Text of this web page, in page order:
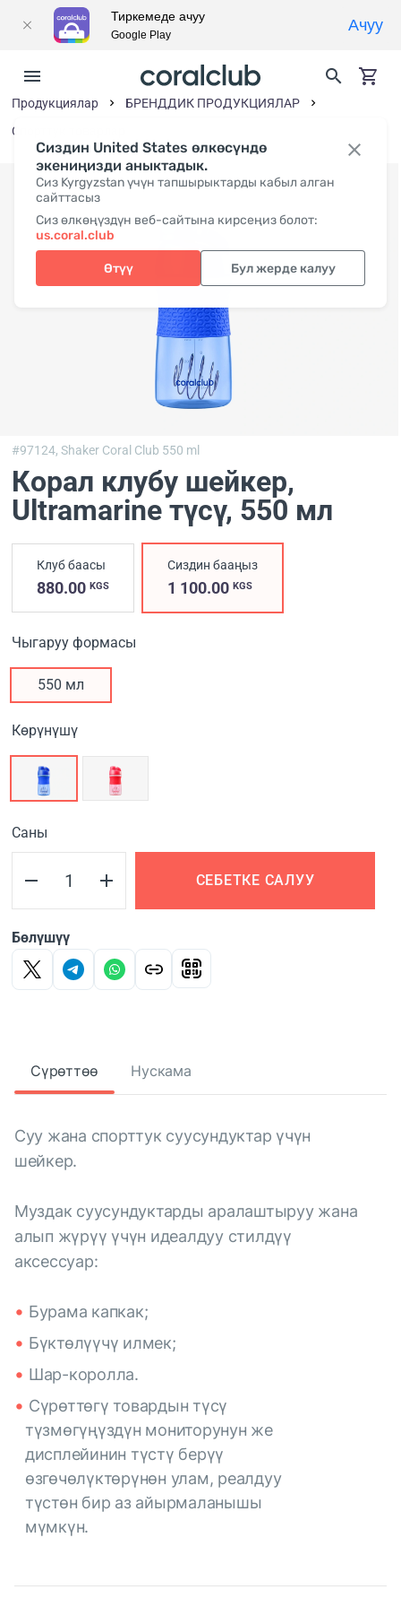
Сиздин United States өлкөсүндө
экениңизди аныктадык.
Сиз Kyrgyzstan үчүн тапшырыктарды кабыл алган
сайттасыз
Сиз өлкөңүздүн веб-сайтына кирсеңиз болот:
us.coral.club
Өтүү Бул жерде калуу
Продукциялар
БРЕНДДИК ПРОДУКЦИЯЛАР
Спорттук товарлар
#97124,Shaker Coral Club 550 ml
Корал клубу шейкер,
Ultramarine түсү, 550 мл
Клуб баасы
880.00 KGS
Сиздин бааңыз
1 100.00KGS
Чыгаруу формасы
550 мл
Көрүнүшү
Саны
СЕБЕТКЕ САЛУУ
Бөлүшүү
Сүрөттөө Нускама
Суу жана спорттук суусундуктар үчүн
шейкер.
Муздак суусундуктарды аралаштыруу жана
алып жүрүү үчүн идеалдуу стилдүү
аксессуар:
Бурама капкак;
Бүктөлүүчү илмек;
Шар-королла.
Сүрөттөгү товардын түсү
түзмөгүңүздүн мониторунун же
дисплейинин түстү берүү
өзгөчөлүктөрүнөн улам, реалдуу
түстөн бир аз айырмаланышы
мүмкүн.
Тиркемеде ачуу
Google Play
Ачуу